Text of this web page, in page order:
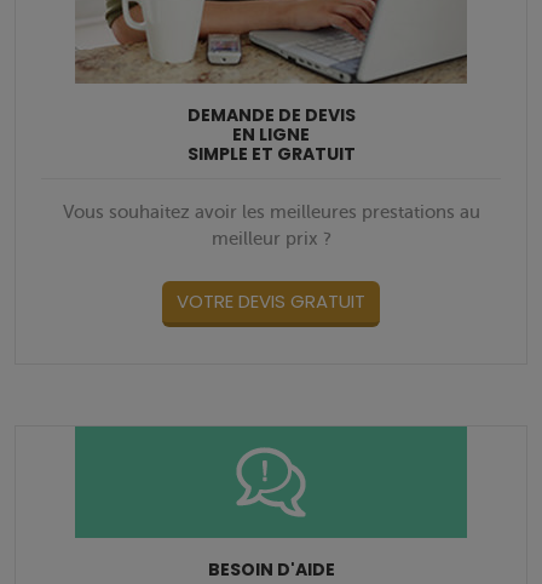
DEMANDE DE DEVIS
EN LIGNE
SIMPLE ET GRATUIT
Vous souhaitez avoir les meilleures prestations au
meilleur prix ?
VOTRE DEVIS GRATUIT
BESOIN D'AIDE